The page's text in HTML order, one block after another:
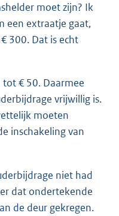
moet zijn? Ik
een extraatje gaat,
300. Dat is echt
€ 50. Daarmee
vrijwillig is.
moeten
inschakeling van
niet had
dat ondertekende
de deur gekregen.